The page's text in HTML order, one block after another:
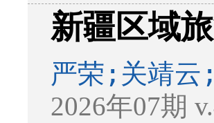
新疆区域
严荣;关靖云;
2026年07期